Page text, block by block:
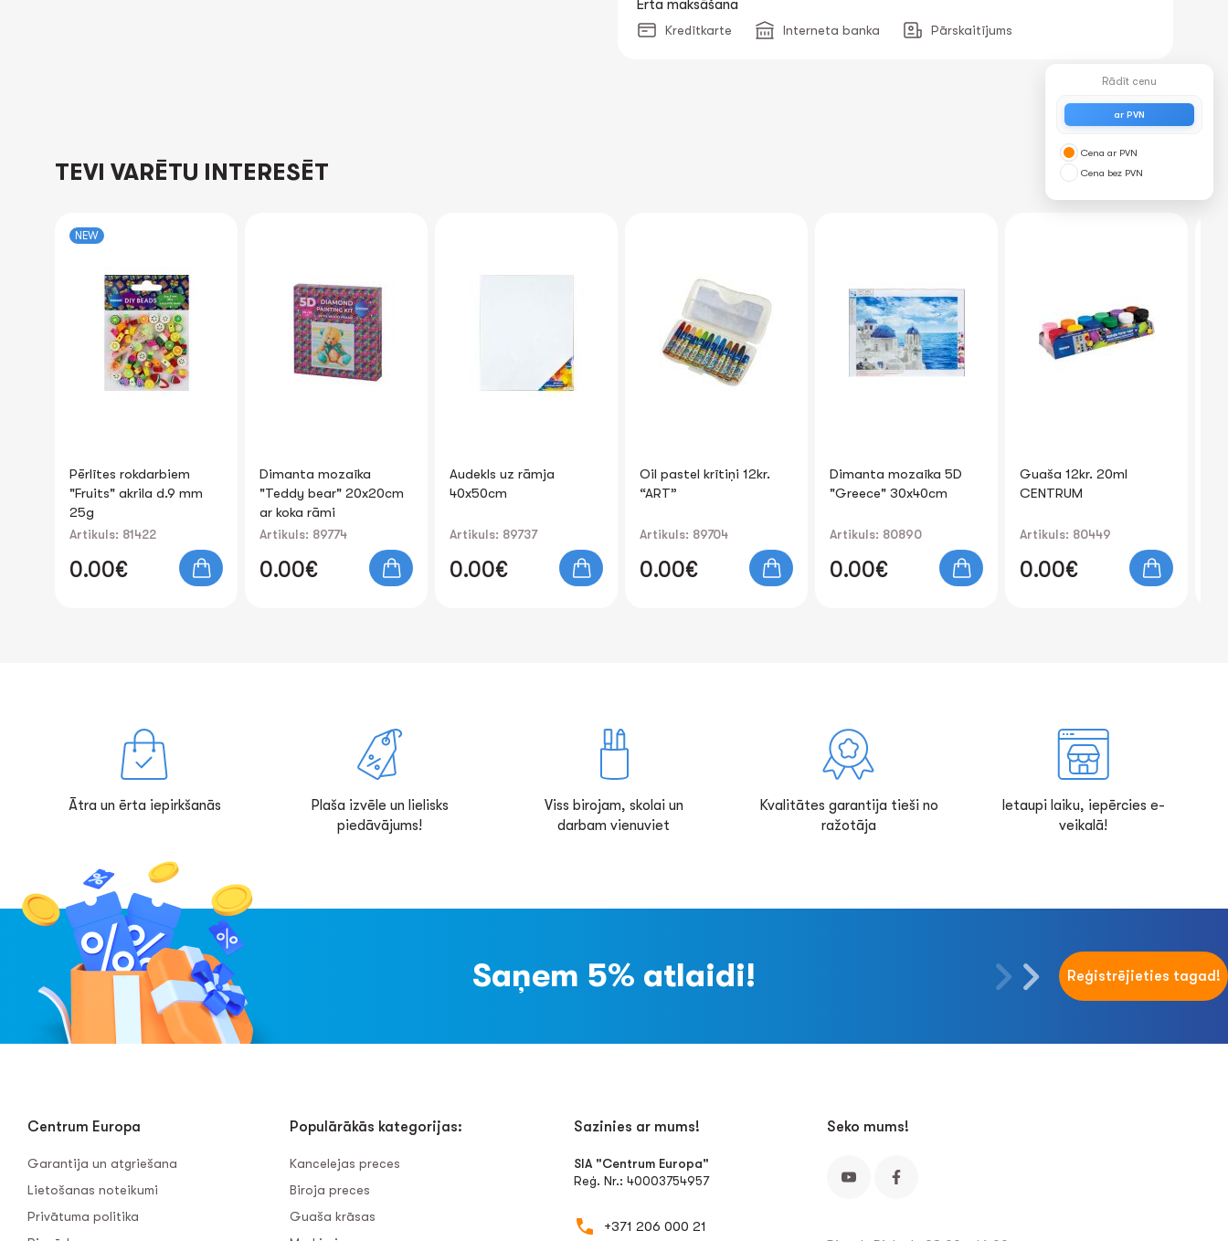
Ērta maksāšana
Kredītkarte Interneta banka Pārskaitījums
TEVI VARĒTU INTERESĒT
Dimanta mozaīka
"Teddy bear" 20x20cm
ar koka rāmi
Artikuls: 89774
0.00€
Audekls uz rāmja
40x50cm
Artikuls: 89737
0.00€
Oil pastel krītiņi 12kr.
“ART”
Artikuls: 89704
0.00€
Dimanta mozaīka 5D
"Greece" 30x40cm
Artikuls: 80890
0.00€
Guaša 12kr. 20ml
CENTRUM
Artikuls: 80449
0.00€
Krīts 6kr. JUMBO
Artikuls: 80391
0.00€
Rādīt cenu
ar PVN
Cena ar PVN
Cena bez PVN
Ātra un ērta iepirkšanās
Plaša izvēle un lielisks
piedāvājums!
Viss birojam, skolai un
darbam vienuviet
Kvalitātes garantija tieši no
ražotāja
Ietaupi laiku, iepērcies e-
veikalā!
Saņem 5% atlaidi! Reģistrējieties tagad!
Centrum Europa
Garantija un atgriešana
Lietošanas noteikumi
Privātuma politika
Populārākās kategorijas:
Kancelejas preces
Biroja preces
Guaša krāsas
Sazinies ar mums!
SIA "Centrum Europa"
Reģ. Nr.: 40003754957
+371 206 000 21
Seko mums!